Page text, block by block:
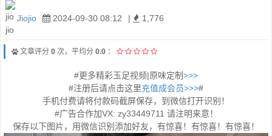
Jiojio 2024-09-30 08:12 | 1,776
文章评分 0 次，平均分 0.0 ：
#更多精彩玉足视频|原味定制>>>
#注册后请点击这里充值成会员>>>#
手机付费请将付款码截屏保存，到微信打开识别！
#广告合作加VX: zy33449711 请注明来意！
保存以下图片，用微信识别添加好友，有惊喜！有惊喜！有惊喜！